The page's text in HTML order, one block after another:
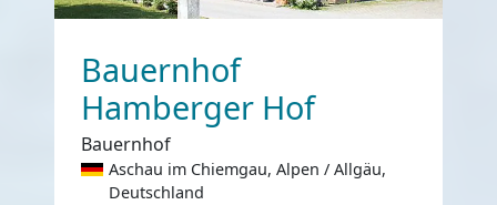
Bauernhof
Hamberger Hof
Bauernhof
Aschau im Chiemgau, Alpen / Allgäu,
Deutschland